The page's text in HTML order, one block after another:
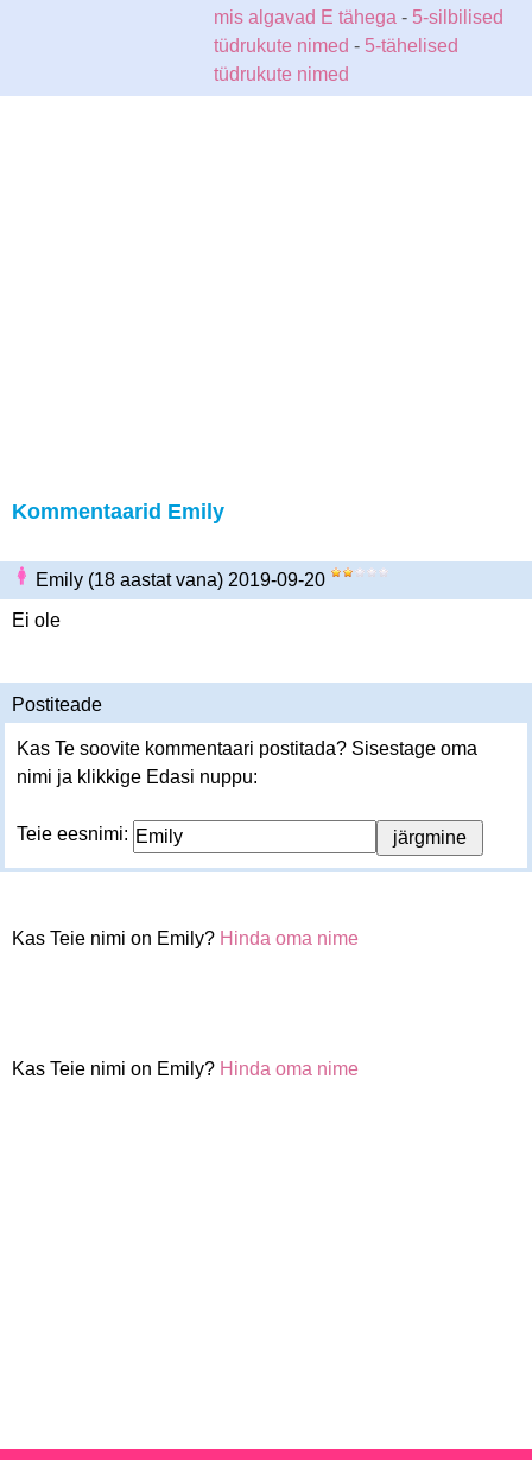
mis algavad E tähega - 5-silbilised
tüdrukute nimed - 5-tähelised
tüdrukute nimed
Kommentaarid Emily
Emily (18 aastat vana) 2019-09-20
Ei ole
Postiteade
Kas Te soovite kommentaari postitada? Sisestage oma
nimi ja klikkige Edasi nuppu:
Teie eesnimi:
Kas Teie nimi on Emily? Hinda oma nime
Kas Teie nimi on Emily? Hinda oma nime